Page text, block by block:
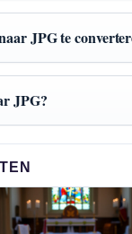
JPG te
JPG?